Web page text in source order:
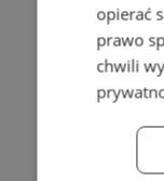
opierać
prawo
chwili